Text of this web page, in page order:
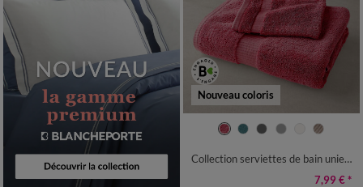
Nouveau coloris
Collection serviettes de bain unies - gamme premium 640g/m²
7,99 € *